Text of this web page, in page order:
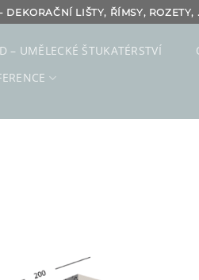
DEKORAČNÍ LIŠTY, ŘÍMSY, ROZETY,
– UMĚLECKÉ ŠTUKATÉRSTVÍ